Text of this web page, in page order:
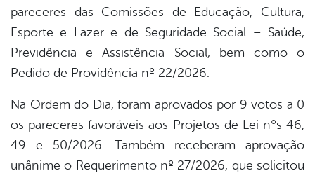
pareceres das Comissões de Educação, Cultura,
Esporte e Lazer e de Seguridade Social – Saúde,
Previdência e Assistência Social, bem como o
Pedido de Providência nº 22/2026.
Na Ordem do Dia, foram aprovados por 9 votos a 0
os pareceres favoráveis aos Projetos de Lei nºs 46,
49 e 50/2026. Também receberam aprovação
unânime o Requerimento nº 27/2026, que solicitou